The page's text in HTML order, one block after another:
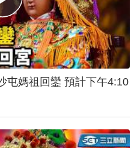
鑾 預計下午4:10